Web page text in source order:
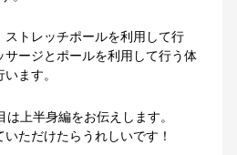
トレッチポールを利用して行
サージとポールを利用して行う体
ます。
は上半身編をお伝えします。
ただけたらうれしいです！